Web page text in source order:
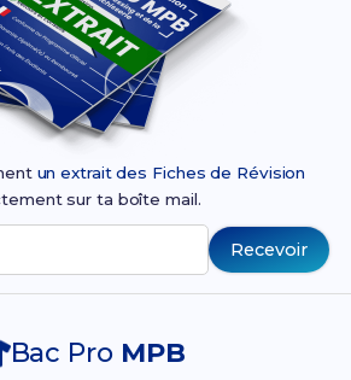
un extrait des Fiches de Révision
sur ta boîte mail.
Recevoir
Bac Pro MPB